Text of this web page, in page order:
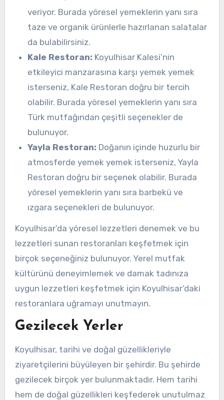
veriyor. Burada yöresel yemeklerin yanı sıra
taze ve organik ürünlerle hazırlanan salatalar
da bulabilirsiniz.
Kale Restoran: Koyulhisar Kalesi’nin
etkileyici manzarasına karşı yemek yemek
isterseniz, Kale Restoran doğru bir tercih
olabilir. Burada yöresel yemeklerin yanı sıra
Türk mutfağından çeşitli seçenekler de
bulunuyor.
Yayla Restoran: Doğanın içinde huzurlu bir
atmosferde yemek yemek isterseniz, Yayla
Restoran doğru bir seçenek olabilir. Burada
yöresel yemeklerin yanı sıra barbekü ve
ızgara seçenekleri de bulunuyor.
Koyulhisar’da yöresel lezzetleri denemek ve bu
lezzetleri sunan restoranları keşfetmek için
birçok seçeneğiniz bulunuyor. Yerel mutfak
kültürünü deneyimlemek ve damak tadınıza
uygun lezzetleri keşfetmek için Koyulhisar’daki
restoranlara uğramayı unutmayın.
Gezilecek Yerler
Koyulhisar, tarihi ve doğal güzellikleriyle
ziyaretçilerini büyüleyen bir şehirdir. Bu şehirde
gezilecek birçok yer bulunmaktadır. Hem tarihi
hem de doğal güzellikleri keşfederek unutulmaz